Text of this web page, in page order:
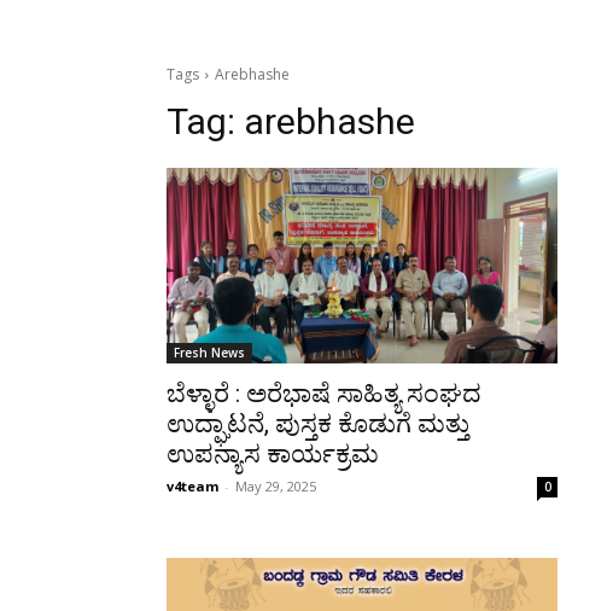
Tags Arebhashe
Tag: arebhashe
Fresh News
ಬೆಳ್ಳಾರೆ : ಅರೆಭಾಷೆ ಸಾಹಿತ್ಯ ಸಂಘದ
ಉದ್ಘಾಟನೆ, ಪುಸ್ತಕ ಕೊಡುಗೆ ಮತ್ತು
ಉಪನ್ಯಾಸ ಕಾರ್ಯಕ್ರಮ
v4team - May 29, 2025 0